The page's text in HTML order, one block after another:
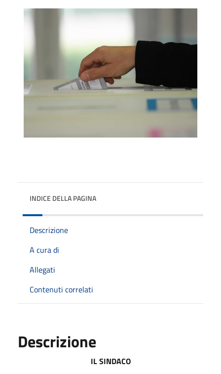
INDICE DELLA PAGINA
Descrizione
A cura di
Allegati
Contenuti correlati
Descrizione
IL SINDACO